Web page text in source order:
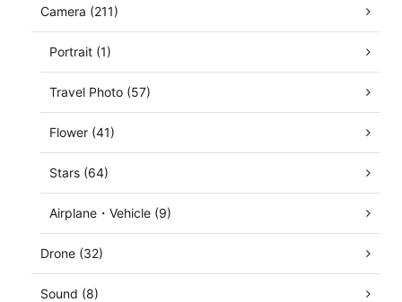
Camera (211)
Portrait (1)
Travel Photo (57)
Flower (41)
Stars (64)
Airplane・Vehicle (9)
Drone (32)
Sound (8)